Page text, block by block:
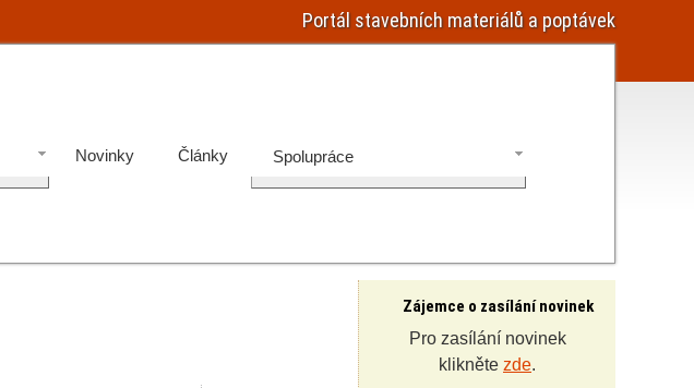
Portál stavebních materiálů a poptávek
Novinky Články Spolupráce
Zájemce o zasílání novinek
Pro zasílání novinek
klikněte zde.